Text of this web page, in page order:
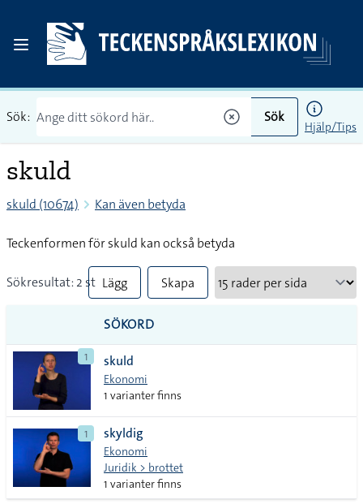
Sök: Sök
Hjälp/Tips
skuld
skuld (10674) Kan även betyda
Teckenformen för skuld kan också betyda
Sökresultat: 2 st Lägg
till
alla i
lista
Skapa
SÖKORD
1 skuld
Ekonomi
1 varianter finns
1 skyldig
Ekonomi
Juridik > brottet
1 varianter finns